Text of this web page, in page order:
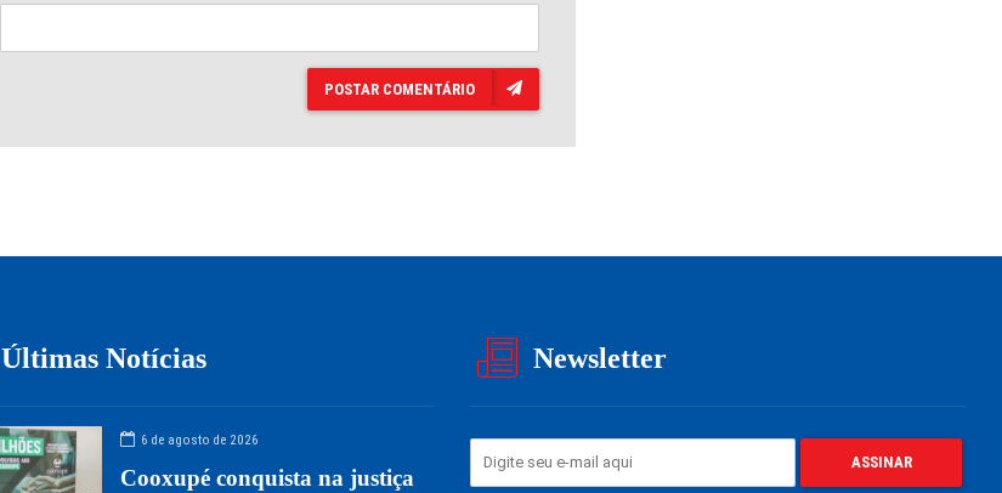
POSTAR COMENTÁRIO
Últimas Notícias
6 de agosto de 2026
Cooxupé conquista na justiça
Newsletter